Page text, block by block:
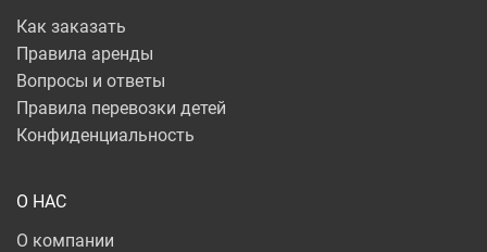
Как заказать
Правила аренды
Вопросы и ответы
Правила перевозки детей
Конфиденциальность
О НАС
О компании